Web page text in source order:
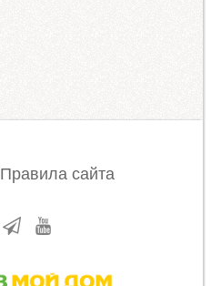
Правила сайта